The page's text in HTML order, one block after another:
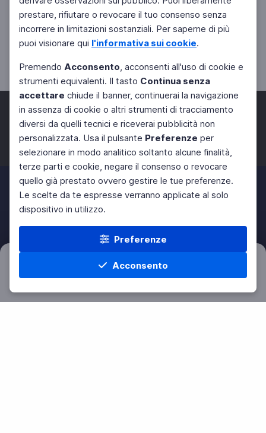
prestare, rifiutare o revocare il tuo consenso senza
incorrere in limitazioni sostanziali. Per saperne di più
puoi visionare qui l'informativa sui cookie.
Premendo Acconsento, acconsenti all'uso di cookie e
strumenti equivalenti. Il tasto Continua senza
accettare chiude il banner, continuerai la navigazione
in assenza di cookie o altri strumenti di tracciamento
diversi da quelli tecnici e riceverai pubblicità non
personalizzata. Usa il pulsante Preferenze per
selezionare in modo analitico soltanto alcune finalità,
terze parti e cookie, negare il consenso o revocare
quello già prestato ovvero gestire le tue preferenze.
Le scelte da te espresse verranno applicate al solo
dispositivo in utilizzo.
Preferenze
Acconsento
Home Materie Cerca Menu
Facebook Twitter Instagram